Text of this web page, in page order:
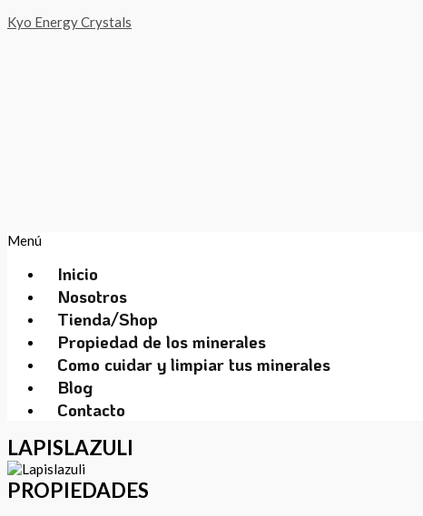
Kyo Energy Crystals
Menú
Inicio
Nosotros
Tienda/Shop
Propiedad de los minerales
Como cuidar y limpiar tus minerales
Blog
Contacto
LAPISLAZULI
PROPIEDADES